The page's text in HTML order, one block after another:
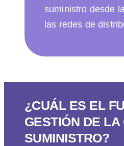
suministro desde
las redes de
¿CUÁL ES EL
GESTIÓN DE
SUMINISTRO?